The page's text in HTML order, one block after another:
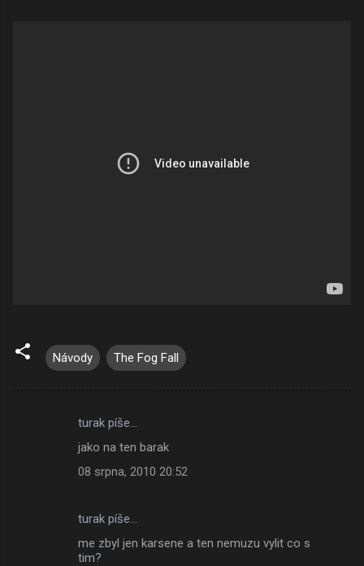
Návody The Fog Fall
turak píše…
jako na ten barak
08 srpna, 2010 20:52
turak píše…
me zbyl jen karsene a ten nemuzu vylit co s
tim?